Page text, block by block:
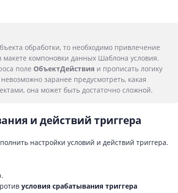
обработки, то необходимо привлечение
макете компоновки данных Шаблона условия.
поле ОбъектДействия и прописать логику
заранее предусмотреть, какая
она может быть достаточно сложной.
и действий триггера
настройки условий и действий триггера.
условия срабатывания триггера